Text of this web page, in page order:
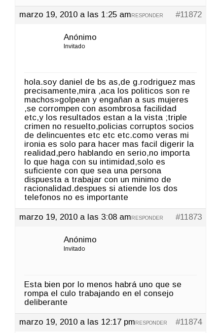
marzo 19, 2010 a las 1:25 am #11872
RESPONDER
Anónimo
Invitado
hola.soy daniel de bs as,de g.rodriguez mas
precisamente,mira ,aca los politicos son re
machos»golpean y engañan a sus mujeres
,se corrompen con asombrosa facilidad
etc,y los resultados estan a la vista ;triple
crimen no resuelto,policias corruptos socios
de delincuentes etc etc etc.como veras mi
ironia es solo para hacer mas facil digerir la
realidad,pero hablando en serio,no importa
lo que haga con su intimidad,solo es
suficiente con que sea una persona
dispuesta a trabajar con un minimo de
racionalidad.despues si atiende los dos
telefonos no es importante
marzo 19, 2010 a las 3:08 am #11873
RESPONDER
Anónimo
Invitado
Esta bien por lo menos habrá uno que se
rompa el culo trabajando en el consejo
deliberante
marzo 19, 2010 a las 12:17 pm #11874
RESPONDER